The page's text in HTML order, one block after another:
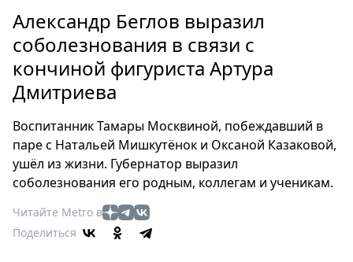
Россия
Мир
Здоровье
Еда
Мода
Театр
Кино
Книги
Выставки
Александр Беглов выразил
соболезнования в связи с
кончиной фигуриста Артура
Дмитриева
Воспитанник Тамары Москвиной, побеждавший в
паре с Натальей Мишкутёнок и Оксаной Казаковой,
ушёл из жизни. Губернатор выразил
соболезнования его родным, коллегам и ученикам.
Читайте Metro в
Поделиться